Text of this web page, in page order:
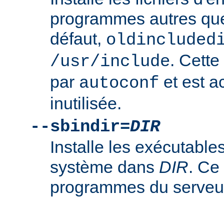
programmes autres
défaut,
/usr/include.
par autoconf et est
inutilisée.
--sbindir=DIR
Installe les
système dans DIR.
programmes du